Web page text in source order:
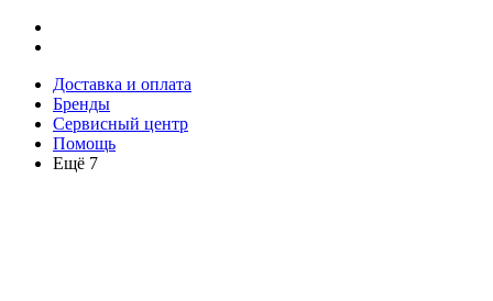
Доставка и оплата
Бренды
Сервисный центр
Помощь
Ещё 7